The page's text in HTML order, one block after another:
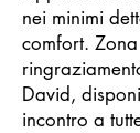
nei minimi
comfort.
David,
incontro a